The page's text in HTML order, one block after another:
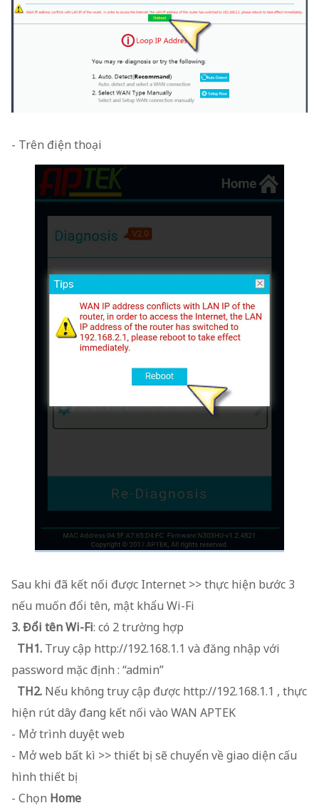
- Trên điện thoại
Sau khi đã kết nối được Internet >> thực hiện bước 3
nếu muốn đổi tên, mật khẩu Wi-Fi
3. Đổi tên Wi-Fi: có 2 trường hợp
TH1. Truy cập http://192.168.1.1 và đăng nhập với
password mặc định : “admin”
TH2. Nếu không truy cập được http://192.168.1.1 , thực
hiện rút dây đang kết nối vào WAN APTEK
- Mở trình duyệt web
- Mở web bất kì >> thiết bị sẽ chuyển về giao diện cấu
hình thiết bị
- Chọn Home